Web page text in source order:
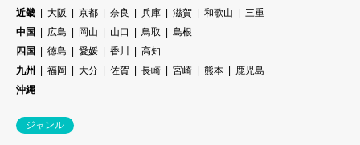
近畿
大阪 京都 奈良 兵庫 滋賀 和歌山
三重
中国
広島 岡山 山口 鳥取
島根
四国
徳島 愛媛 香川
高知
九州
福岡 大分 佐賀 長崎 宮崎 熊本
鹿児島
沖縄
ジャンル